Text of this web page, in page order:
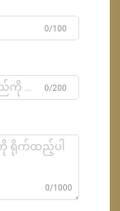
0/100
0/200
0/1000